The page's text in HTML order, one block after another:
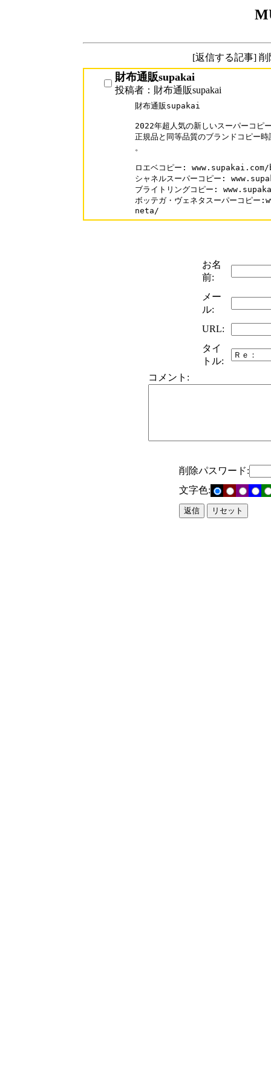
[返信する記事]
財布通販supakai
投稿者：財布通販supakai
財布通販supakai
2022年超人気の新しいスーパーコピ
正規品と同等品質のブランドコピー
。
ロエベコピー:
シャネルスーパーコピー:
ブライトリングコピー:
ボッテガ・ヴェネタスーパーコピ
neta/
お名
前:
メー
ル:
URL:
タイ
トル:
コメント:
削除パスワード:
文字色: